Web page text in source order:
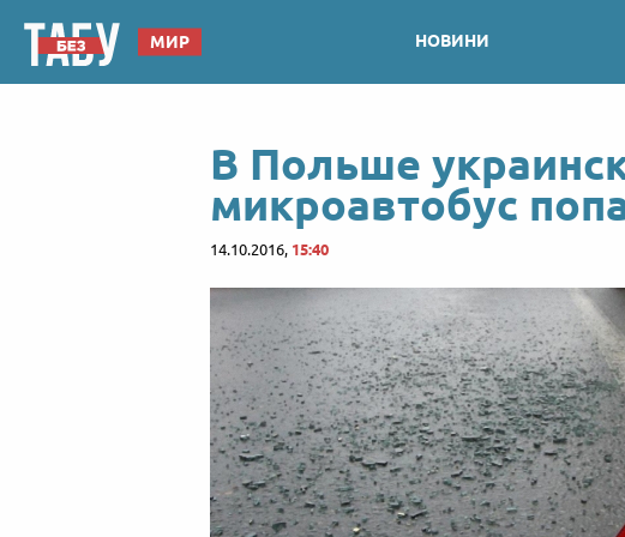
МИР НОВИНИ
В Польше
микроавтобус
14.10.2016, 15:40